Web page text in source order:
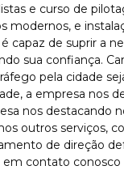
e curso de
modernos, e
capaz de suprir a
sua confiança.
pela cidade
a empresa nos
nos destacando
outros serviços,
de direção
contato conosco